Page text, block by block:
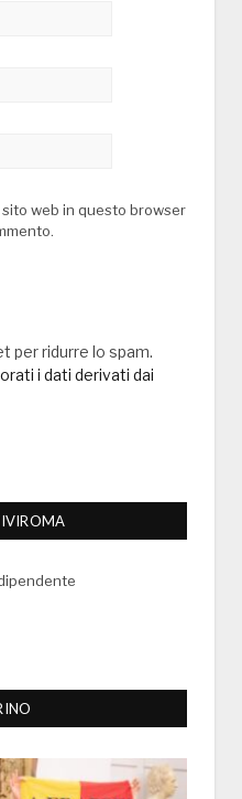
sito web in questo browser
per ridurre lo spam.
i dati derivati dai